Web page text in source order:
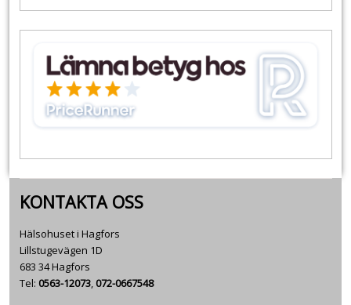
KONTAKTA OSS
Hälsohuset i Hagfors
Lillstugevägen 1D
683 34 Hagfors
Tel: 0563-12073,072-0667548